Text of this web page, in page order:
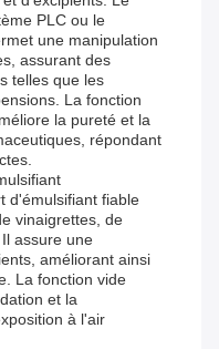
PLC ou le
une manipulation
assurant des
telles que les
La fonction
la pureté et la
répondant
d'émulsifiant fiable
vinaigrettes, de
assure une
améliorant ainsi
La fonction vide
et la
à l'air